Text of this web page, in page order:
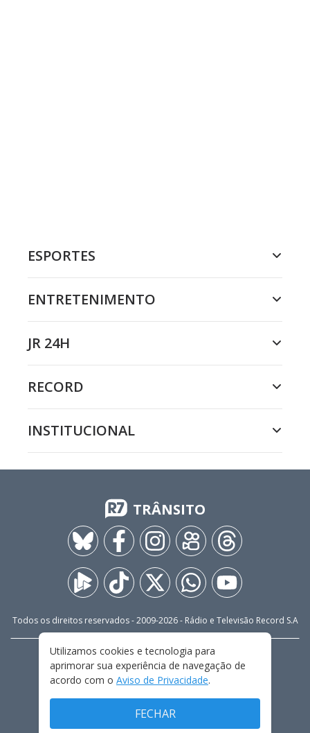
ESPORTES
ENTRETENIMENTO
JR 24H
RECORD
INSTITUCIONAL
TRÂNSITO
Todos os direitos reservados - 2009-2026- Rádio e Televisão Record S.A
FALE CONOSCO
PRIVACIDADE
TERMOS E CONDIÇÕES DE USO
Utilizamos cookies e tecnologia para
aprimorar sua experiência de navegação de
acordo com o Aviso de Privacidade.
FECHAR